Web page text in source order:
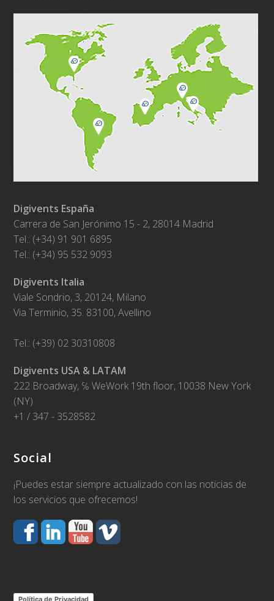
Digivents España
Carrera de San Jerónimo 15 - 2, 28014 Madrid
Tel.: (+34) 91 901 6895
Tel.: (+34) 95 532 9093
Digivents Italia
Viale Sondrio, 3, 20124, Milano
Via Terminio, 35. 83100, Avellino
Tel.: (+39) 02 30310808
Digivents USA & LATAM
222 Broadway, ℅ WeWork 19th floor, 10038 New York
(NY)
+1 / 347 - 3528582
Social
¡Puedes estar siempre actualizado con las noticias de
los servicios que ofrecemos!